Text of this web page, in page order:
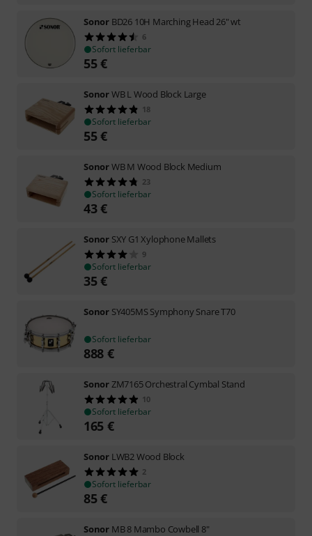
Sonor BD26 10H Marching Head 26" wt
6
Sofort lieferbar
55€
SonorWB L Wood Block Large
18
Sofort lieferbar
55€
SonorWB M Wood Block Medium
23
Sofort lieferbar
43€
Sonor SXY G1 Xylophone Mallets
9
Sofort lieferbar
35€
Sonor SY405MS Symphony Snare T70
Sofort lieferbar
888 €
Sonor ZM7165 Orchestral Cymbal Stand
10
Sofort lieferbar
165 €
Sonor LWB2 Wood Block
2
Sofort lieferbar
85€
Sonor MB 8 Mambo Cowbell 8"